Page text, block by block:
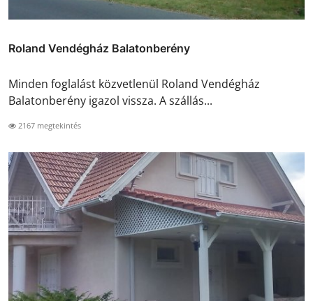
Roland Vendégház Balatonberény
Minden foglalást közvetlenül Roland Vendégház
Balatonberény igazol vissza. A szállás...
2167 megtekintés